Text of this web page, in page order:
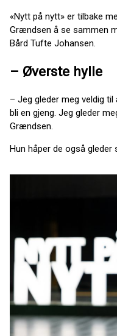
«Nytt på nytt» er tilbake
Grændsen å se sammen
Bård Tufte Johansen.
– Øverste hylle
– Jeg gleder meg veldig
bli en gjeng. Jeg gleder
Grændsen.
Hun håper de også gleder